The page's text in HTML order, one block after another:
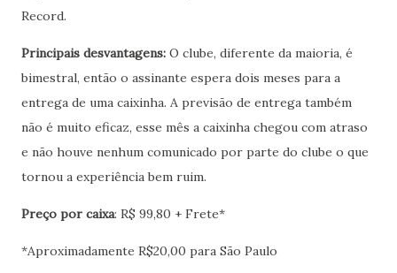
Record.
Principais desvantagens: O clube, diferente da maioria, é
bimestral, então o assinante espera dois meses para a
entrega de uma caixinha. A previsão de entrega também
não é muito eficaz, esse mês a caixinha chegou com atraso
e não houve nenhum comunicado por parte do clube o que
tornou a experiência bem ruim.
Preço por caixa: R$ 99,80 + Frete*
*Aproximadamente R$20,00 para São Paulo